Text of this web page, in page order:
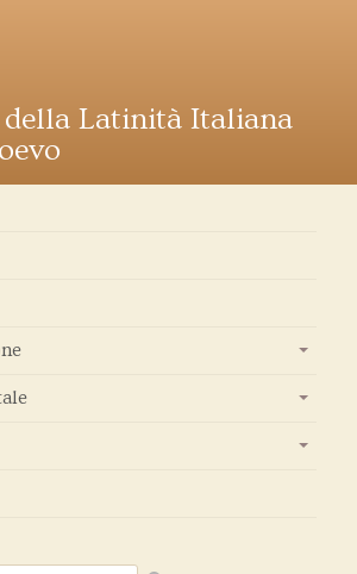
Latinità Italiana